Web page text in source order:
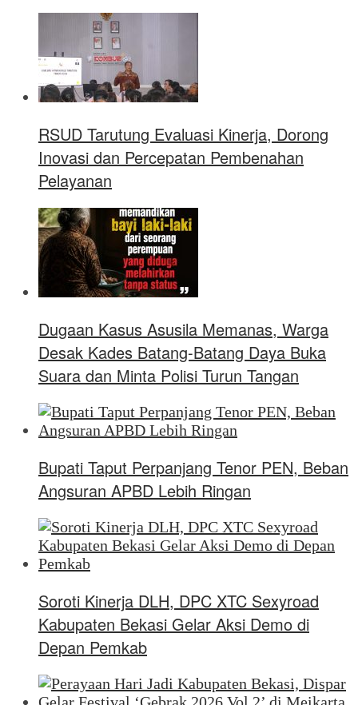
RSUD Tarutung Evaluasi Kinerja, Dorong
Inovasi dan Percepatan Pembenahan
Pelayanan
Dugaan Kasus Asusila Memanas, Warga
Desak Kades Batang-Batang Daya Buka
Suara dan Minta Polisi Turun Tangan
Bupati Taput Perpanjang Tenor PEN, Beban
Angsuran APBD Lebih Ringan
Soroti Kinerja DLH, DPC XTC Sexyroad
Kabupaten Bekasi Gelar Aksi Demo di
Depan Pemkab